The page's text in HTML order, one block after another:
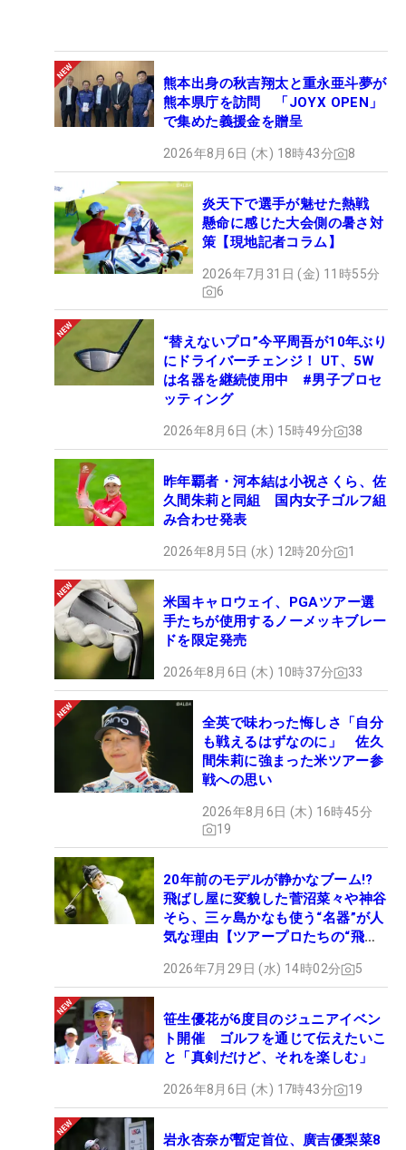
熊本出身の秋吉翔太と重永亜斗夢が
熊本県庁を訪問 「JOYX OPEN」
で集めた義援金を贈呈
2026年8月6日 (木) 18時43分 8
炎天下で選手が魅せた熱戦
懸命に感じた大会側の暑さ対
策【現地記者コラム】
2026年7月31日 (金) 11時55分
6
“替えないプロ”今平周吾が10年ぶり
にドライバーチェンジ！ UT、5W
は名器を継続使用中 #男子プロセ
ッティング
2026年8月6日 (木) 15時49分 38
昨年覇者・河本結は小祝さくら、佐
久間朱莉と同組 国内女子ゴルフ組
み合わせ発表
2026年8月5日 (水) 12時20分 1
米国キャロウェイ、PGAツアー選
手たちが使用するノーメッキブレー
ドを限定発売
2026年8月6日 (木) 10時37分 33
全英で味わった悔しさ「自分
も戦えるはずなのに」 佐久
間朱莉に強まった米ツアー参
戦への思い
2026年8月6日 (木) 16時45分
19
20年前のモデルが静かなブーム!?
飛ばし屋に変貌した菅沼菜々や神谷
そら、三ヶ島かなも使う“名器”が人
気な理由【ツアープロたちの“飛ば
2026年7月29日 (水) 14時02分 5
笹生優花が6度目のジュニアイベン
ト開催 ゴルフを通じて伝えたいこ
と「真剣だけど、それを楽しむ」
2026年8月6日 (木) 17時43分 19
岩永杏奈が暫定首位、廣吉優梨菜8